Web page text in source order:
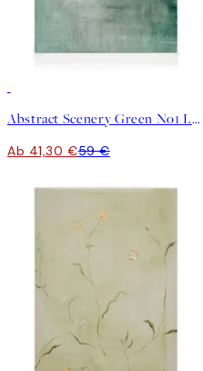
Abstract Scenery Green No1 Leinwandbild
Ab 41,30 €59 €